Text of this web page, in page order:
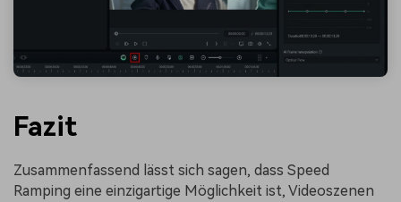
Fazit
Zusammenfassend lässt sich sagen, dass Speed
Ramping eine einzigartige Möglichkeit ist, Videoszenen